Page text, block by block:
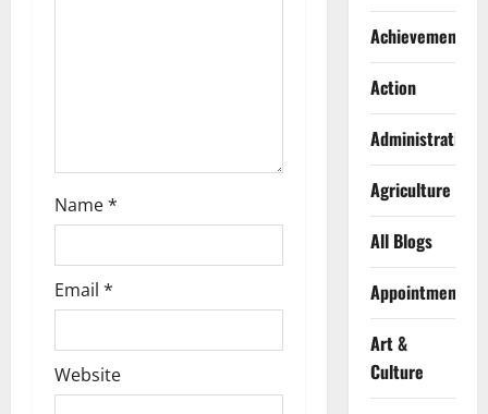
Name*
Email *
Website
Achievements
Action
Administration
Agriculture
All Blogs
Appointments
Art &
Culture